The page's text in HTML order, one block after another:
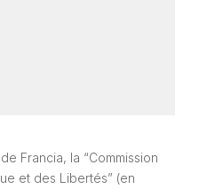
Francia, la “Commission
et des Libertés” (en